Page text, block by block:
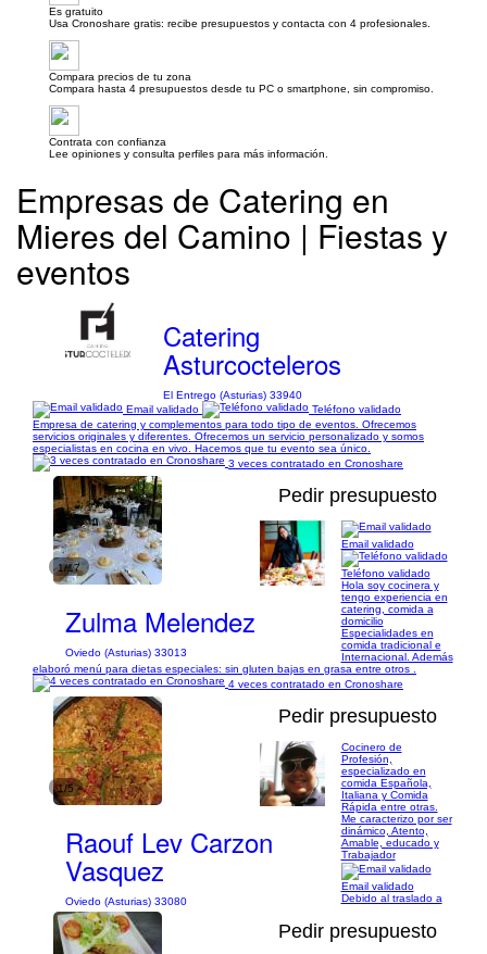
Es gratuito
Usa Cronoshare gratis: recibe presupuestos y contacta con 4 profesionales.
Compara precios de tu zona
Compara hasta 4 presupuestos desde tu PC o smartphone, sin compromiso.
Contrata con confianza
Lee opiniones y consulta perfiles para más información.
Empresas de Catering en
Mieres del Camino | Fiestas y
eventos
Catering
Asturcocteleros
El Entrego (Asturias) 33940
Email validado
Teléfono validado
Empresa de catering y complementos para todo tipo de eventos. Ofrecemos
servicios originales y diferentes. Ofrecemos un servicio personalizado y somos
especialistas en cocina en vivo. Hacemos que tu evento sea único.
3 veces contratado en Cronoshare
1/17
Pedir presupuesto
Zulma Melendez
Oviedo (Asturias) 33013
Email validado
Teléfono validado
Hola soy cocinera y
tengo experiencia en
catering, comida a
domicilio
Especialidades en
comida tradicional e
Internacional. Además
elaboró menú para dietas especiales: sin gluten bajas en grasa entre otros .
4 veces contratado en Cronoshare
1/5
Pedir presupuesto
Raouf Lev Carzon
Vasquez
Oviedo (Asturias) 33080
Cocinero de
Profesión,
especializado en
comida Española,
Italiana y Comida
Rápida entre otras.
Me caracterizo por ser
dinámico, Atento,
Amable, educado y
Trabajador
Pedir presupuesto
Email validado
Debido al traslado a